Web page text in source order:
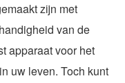
zijn met
van de
apparaat voor het
uw leven. Toch kunt